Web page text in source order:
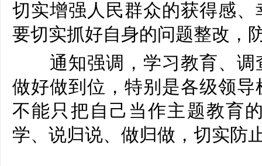
切实增强人民群众的获得感
要切实抓好自身的问题整改，
通知强调，学习教育、调
做好做到位，特别是各级领
不能只把自己当作主题教育
学、说归说、做归做，切实防